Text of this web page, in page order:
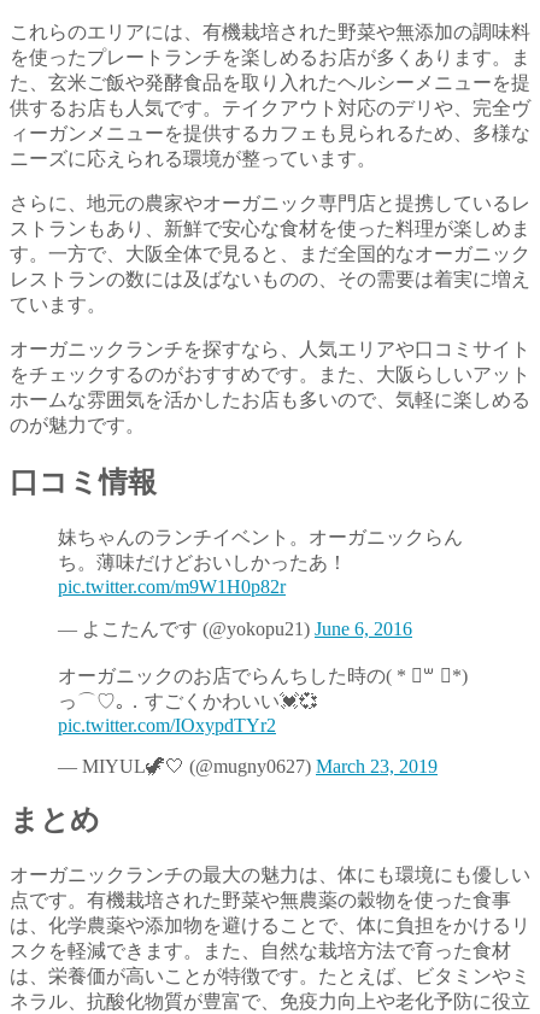
これらのエリアには、有機栽培された野菜や無添加の調味料
を使ったプレートランチを楽しめるお店が多くあります。ま
た、玄米ご飯や発酵食品を取り入れたヘルシーメニューを提
供するお店も人気です。テイクアウト対応のデリや、完全ヴ
ィーガンメニューを提供するカフェも見られるため、多様な
ニーズに応えられる環境が整っています。
さらに、地元の農家やオーガニック専門店と提携しているレ
ストランもあり、新鮮で安心な食材を使った料理が楽しめま
す。一方で、大阪全体で見ると、まだ全国的なオーガニック
レストランの数には及ばないものの、その需要は着実に増え
ています。
オーガニックランチを探すなら、人気エリアや口コミサイト
をチェックするのがおすすめです。また、大阪らしいアット
ホームな雰囲気を活かしたお店も多いので、気軽に楽しめる
のが魅力です。
口コミ情報
妹ちゃんのランチイベント。オーガニックらん
ち。薄味だけどおいしかったあ！
pic.twitter.com/m9W1H0p82r
— よこたんです (@yokopu21) June 6, 2016
オーガニックのお店でらんちした時の( * ॑꒳ ॑*)
っ⌒♡｡．すごくかわいい💓💞
pic.twitter.com/IOxypdTYr2
— MIYUL🦖🤍 (@mugny0627) March 23, 2019
まとめ
オーガニックランチの最大の魅力は、体にも環境にも優しい
点です。有機栽培された野菜や無農薬の穀物を使った食事
は、化学農薬や添加物を避けることで、体に負担をかけるリ
スクを軽減できます。また、自然な栽培方法で育った食材
は、栄養価が高いことが特徴です。たとえば、ビタミンやミ
ネラル、抗酸化物質が豊富で、免疫力向上や老化予防に役立